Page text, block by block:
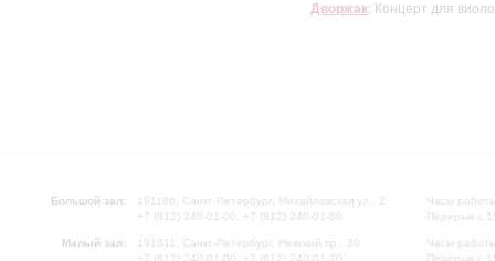
Дворжак: Концерт для
Большой зал:
191186, Санкт-Петербург, Михайловская ул., 2
+7 (812) 240-01-00, +7 (812) 240-01-80
Малый зал:
191011, Санкт-Петербург, Невский пр., 30
+7 (812) 240-01-00, +7 (812) 240-01-70
Часы
Перерыв с
Часы
Перерыв с